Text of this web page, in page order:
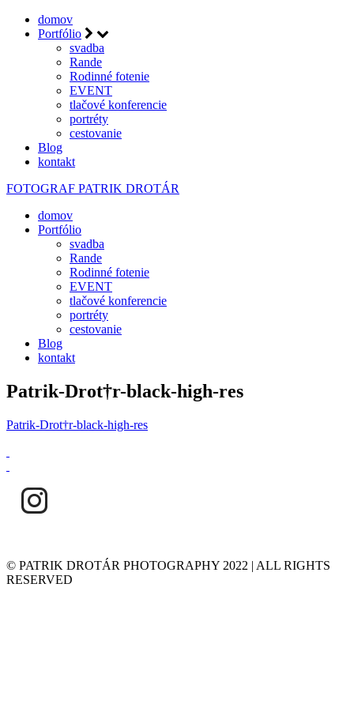
domov
Portfólio
svadba
Rande
Rodinné fotenie
EVENT
tlačové konferencie
portréty
cestovanie
Blog
kontakt
FOTOGRAF PATRIK DROTÁR
domov
Portfólio
svadba
Rande
Rodinné fotenie
EVENT
tlačové konferencie
portréty
cestovanie
Blog
kontakt
Patrik-Drot†r-black-high-res
Patrik-Drot†r-black-high-res
© PATRIK DROTÁR PHOTOGRAPHY 2022 | ALL RIGHTS
RESERVED